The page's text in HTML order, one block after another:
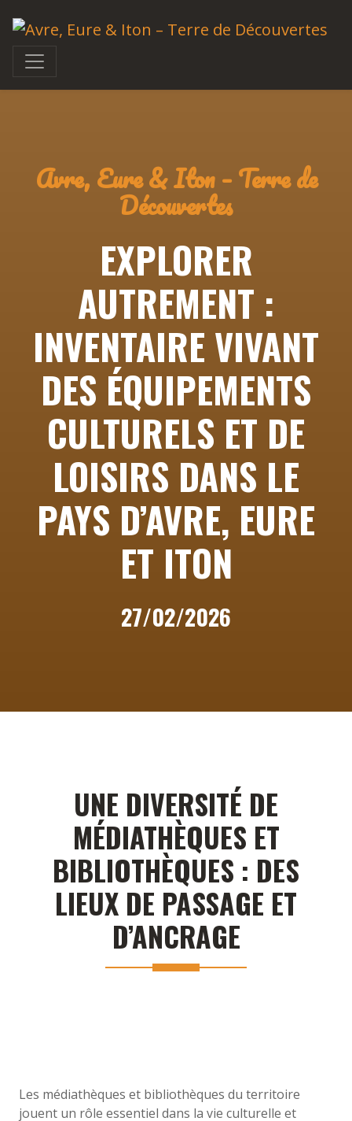
Avre, Eure & Iton – Terre de
Découvertes
EXPLORER
AUTREMENT :
INVENTAIRE VIVANT
DES ÉQUIPEMENTS
CULTURELS ET DE
LOISIRS DANS LE
PAYS D’AVRE, EURE
ET ITON
27/02/2026
UNE DIVERSITÉ DE
MÉDIATHÈQUES ET
BIBLIOTHÈQUES : DES
LIEUX DE PASSAGE ET
D’ANCRAGE
Les médiathèques et bibliothèques du territoire
jouent un rôle essentiel dans la vie culturelle et